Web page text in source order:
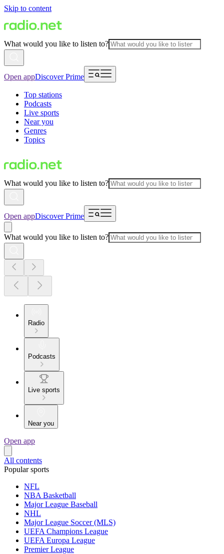
Skip to content
What would you like to listen to?
Open appDiscover Prime
Top stations
Podcasts
Live sports
Near you
Genres
Topics
What would you like to listen to?
Open appDiscover Prime
What would you like to listen to?
Radio
Podcasts
Live sports
Near you
Open app
All contents
Popular sports
NFL
NBA Basketball
Major League Baseball
NHL
Major League Soccer (MLS)
UEFA Champions League
UEFA Europa League
Premier League